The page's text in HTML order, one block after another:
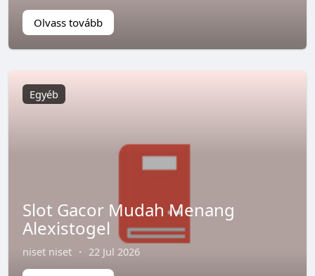
Olvass tovább
Egyéb
Slot Gacor Mudah Menang
Alexistogel
niset niset · 22 Jul 2026